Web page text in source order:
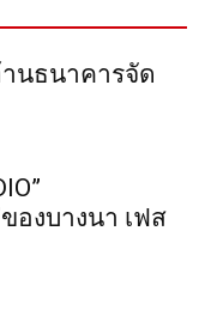
านธนาคารจัด
องบางนา เฟส